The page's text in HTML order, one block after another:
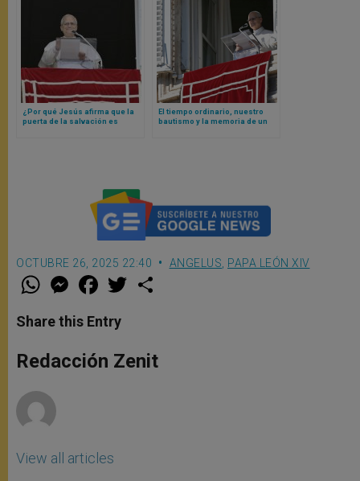
¿Por qué Jesús afirma que la
puerta de la salvación es
El tiempo ordinario, nuestro
bautismo y la memoria de un
OCTUBRE 26, 2025 22:40 ANGELUS PAPA LEÓN XIV
W
t
s
p
p
M
e
s
e
g
e
F
a
e
b
o
k
w
r
Share this Entry
Redacción Zenit
View all articles